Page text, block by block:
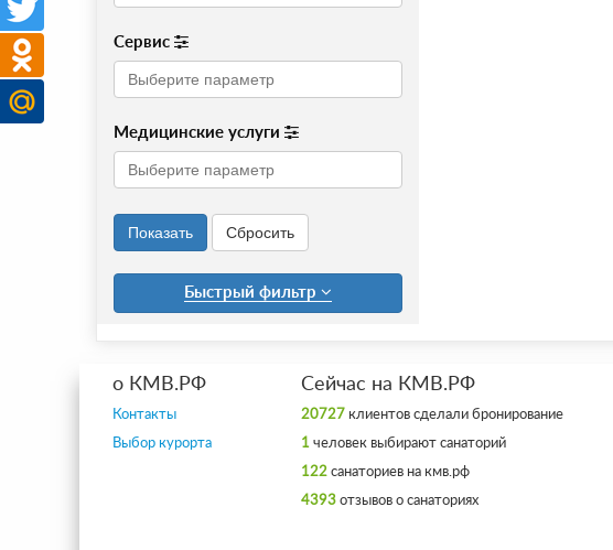
Сервис
Медицинские услуги
Быстрый фильтр
о КМВ.РФ
Контакты
Выбор курорта
Сейчас на КМВ.РФ
20727клиентов сделали бронирование
1человек выбирают санаторий
122санаториев на кмв.рф
4393отзывов о санаториях